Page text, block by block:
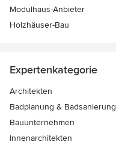
Modulhaus-Anbieter
Holzhäuser-Bau
Expertenkategorie
Architekten
Badplanung & Badsanierung
Bauunternehmen
Innenarchitekten